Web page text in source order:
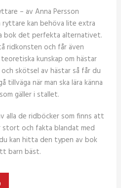
– av Anna Persson
ryttare kan behöva lite extra
bok det perfekta alternativet.
ridkonsten och får även
kunskap om hästar
skötsel av hästar så får du
tillväga när man ska lära känna
gäller i stallet.
alla de ridböcker som finns att
stort och fakta blandat med
kan hitta den typen av bok
barn bäst.